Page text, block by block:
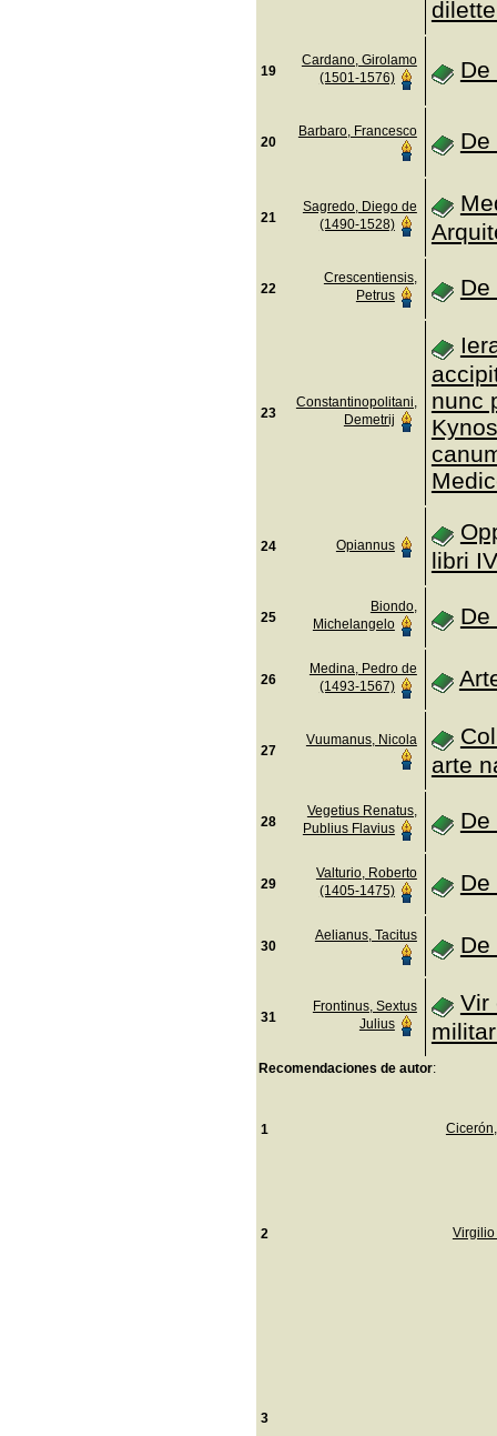
19
Cardano, Girolamo
(1501-1576)
De
20
Barbaro, Francesco De
21
Sagredo, Diego de
(1490-1528)
22
Crescentiensis,
Petrus
De
23
Constantinopolitani,
Demetrij
nunc
24 Opiannus
libri IV
25
Biondo,
Michelangelo
De
26
Medina, Pedro de
(1493-1567)
27
Vuumanus, Nicola
arte
28
Vegetius Renatus,
Publius Flavius
De
29
Valturio, Roberto
(1405-1475)
De
30
Aelianus, Tacitus De
31
Frontinus, Sextus
Julius
Vir
Recomendaciones de autor:
1
2 Virgilio
3